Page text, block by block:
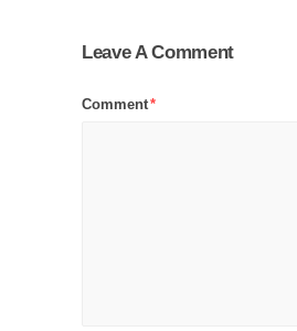
Leave A Comment
Comment*